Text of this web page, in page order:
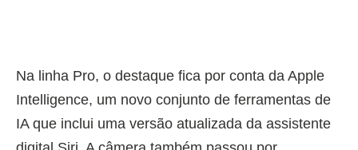
Na linha Pro, o destaque fica por conta da Apple
Intelligence, um novo conjunto de ferramentas de
IA que inclui uma versão atualizada da assistente